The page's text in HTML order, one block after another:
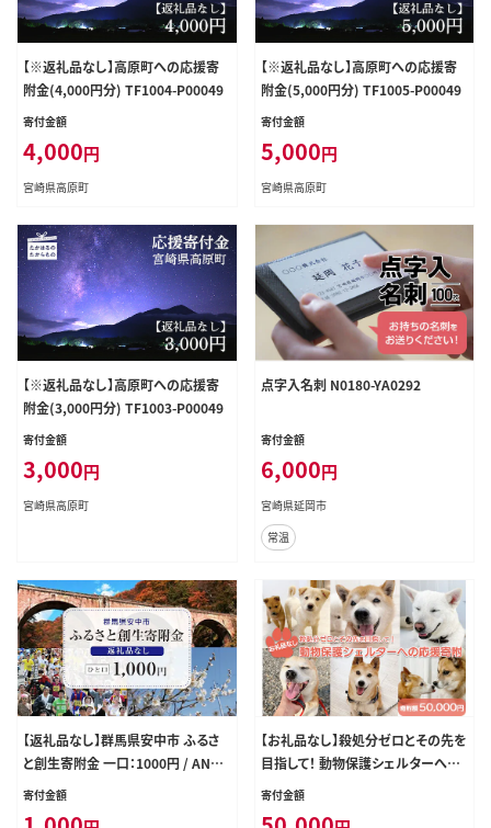
【※返礼品なし】高原町への応援寄
附金(4,000円分) TF1004-P00049
寄付金額
4,000円
宮崎県高原町
【※返礼品なし】高原町への応援寄
附金(5,000円分) TF1005-P00049
寄付金額
5,000円
宮崎県高原町
【※返礼品なし】高原町への応援寄
附金(3,000円分) TF1003-P00049
寄付金額
3,000円
宮崎県高原町
点字入名刺 N0180-YA0292
寄付金額
6,000円
宮崎県延岡市
常温
【返礼品なし】群馬県安中市 ふるさ
と創生寄附金 一口：1000円 / ANAX
017 /寄附 事業 1000円 応援 エール
寄付金額
【お礼品なし】殺処分ゼロとその先を
目指して！ 動物保護シェルターへの
応援寄附 50,000円
寄付金額